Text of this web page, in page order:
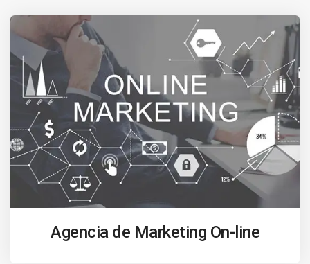
Agencia de Marketing On-line